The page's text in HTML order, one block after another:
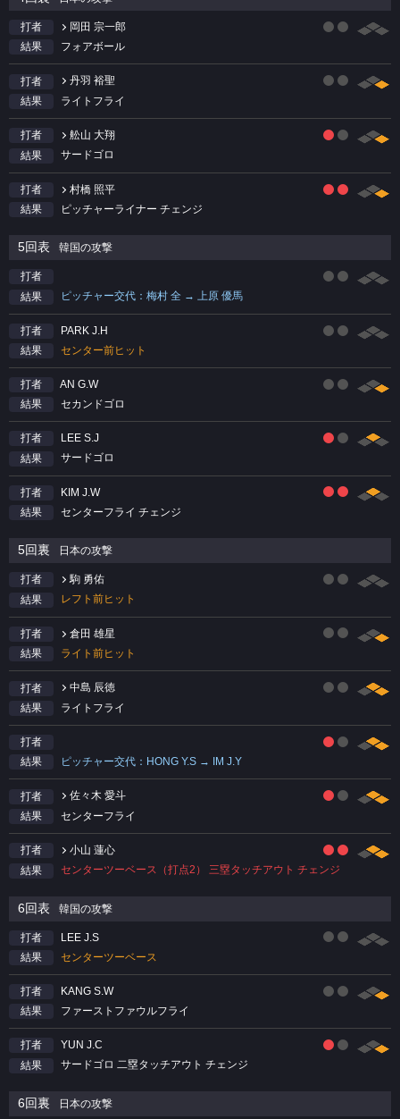
打者
岡田 宗一郎
結果
フォアボール
打者
丹羽 裕聖
結果
ライトフライ
打者
舩山 大翔
結果
サードゴロ
打者
村橋 照平
結果
ピッチャーライナー チェンジ
5回表 韓国の攻撃
打者
結果
ピッチャー交代：梅村 全 → 上原 優馬
打者
PARK J.H
結果
センター前ヒット
打者
AN G.W
結果
セカンドゴロ
打者
LEE S.J
結果
サードゴロ
打者
KIM J.W
結果
センターフライ チェンジ
5回裏 日本の攻撃
打者
駒 勇佑
結果
レフト前ヒット
打者
倉田 雄星
結果
ライト前ヒット
打者
中島 辰徳
結果
ライトフライ
打者
結果
ピッチャー交代：HONG Y.S → IM J.Y
打者
佐々木 愛斗
結果
センターフライ
打者
小山 蓮心
結果
センターツーベース（打点2） 三塁タッチアウト チェンジ
6回表 韓国の攻撃
打者
LEE J.S
結果
センターツーベース
打者
KANG S.W
結果
ファーストファウルフライ
打者
YUN J.C
結果
サードゴロ 二塁タッチアウト チェンジ
6回裏 日本の攻撃